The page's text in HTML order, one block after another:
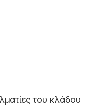
του κλάδου